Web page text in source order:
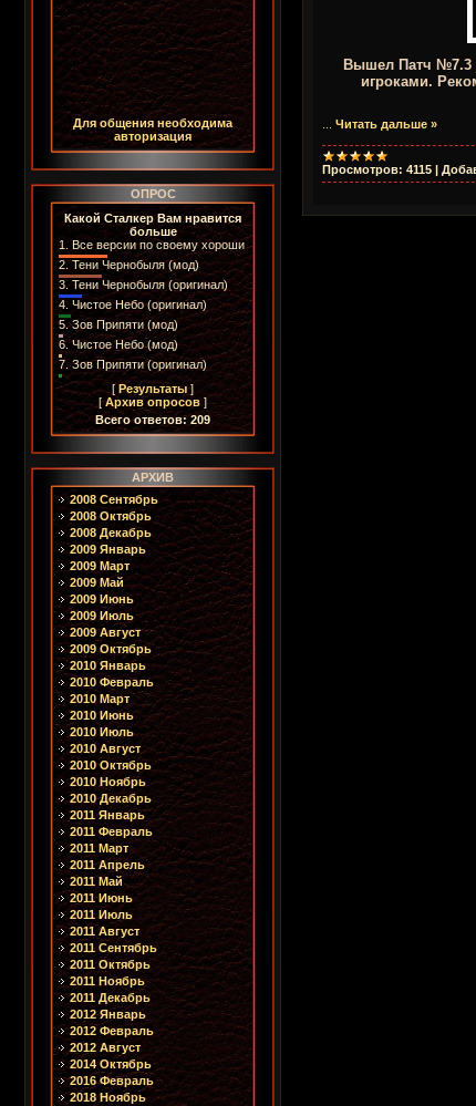
Для общения необходима
авторизация
ОПРОС
Какой Сталкер Вам нравится
больше
1. Все версии по своему хороши
2.Тени Чернобыля (мод)
3. Тени Чернобыля (оригинал)
4. Чистое Небо (оригинал)
5.Зов Припяти (мод)
6.Чистое Небо (мод)
7.Зов Припяти (оригинал)
[Результаты]
[Архив опросов ]
Всего ответов: 209
АРХИВ
2008 Сентябрь
2008 Октябрь
2008 Декабрь
2009 Январь
2009 Март
2009 Май
2009 Июнь
2009 Июль
2009 Август
2009 Октябрь
2010 Январь
2010 Февраль
2010 Март
2010 Июнь
2010 Июль
2010 Август
2010 Октябрь
2010 Ноябрь
2010 Декабрь
2011 Январь
2011 Февраль
2011 Март
2011 Апрель
2011 Май
2011 Июнь
2011 Июль
2011 Август
2011 Сентябрь
2011 Октябрь
2011 Ноябрь
2011 Декабрь
2012 Январь
2012 Февраль
2012 Август
2014 Октябрь
2016 Февраль
2018 Ноябрь
Вышел Патч №7.3
игроками.
Читать дальше »
Просмотров: 4115 |